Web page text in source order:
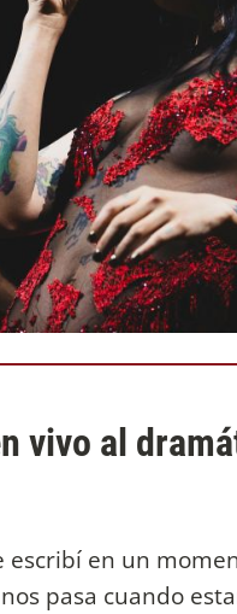
vivo al
escribí en un
pasa cuando